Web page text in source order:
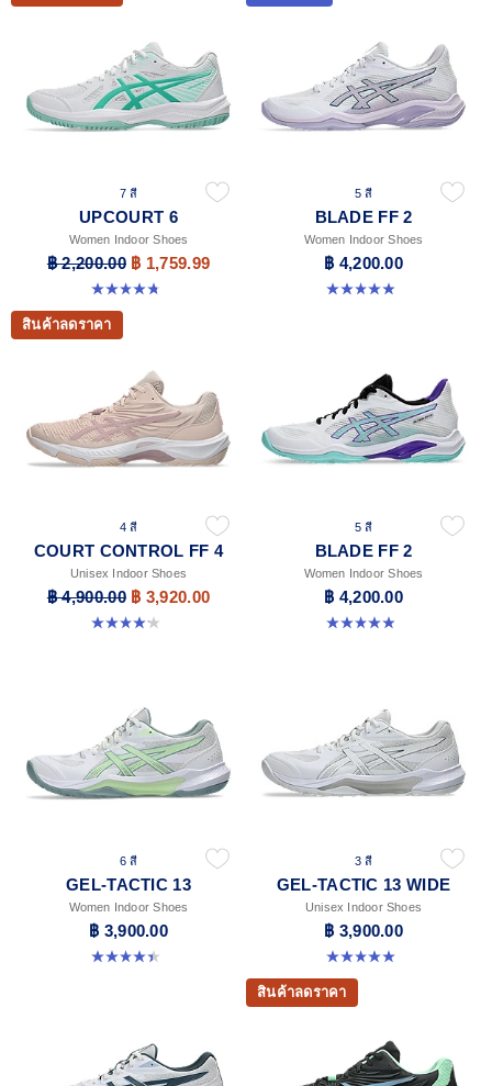
7 สี
UPCOURT 6
Women Indoor Shoes
฿ 2,200.00 ฿ 1,759.99
4.7 จาก 5 ดาว 247 รีวิว
5 สี
BLADE FF 2
Women Indoor Shoes
฿ 4,200.00
4.9 จาก 5 ดาว 10 รีวิว
สินค้าลดราคา
4 สี
COURT CONTROL FF 4
Unisex Indoor Shoes
฿ 4,900.00 ฿ 3,920.00
4.2 จาก 5 ดาว 5 รีวิว
5 สี
BLADE FF 2
Women Indoor Shoes
฿ 4,200.00
4.9 จาก 5 ดาว 10 รีวิว
6 สี
GEL-TACTIC 13
Women Indoor Shoes
฿ 3,900.00
4.4 จาก 5 ดาว 12 รีวิว
3 สี
GEL-TACTIC 13 WIDE
Unisex Indoor Shoes
฿ 3,900.00
5.0 จาก 5 ดาว 1 รีวิว
สินค้าลดราคา